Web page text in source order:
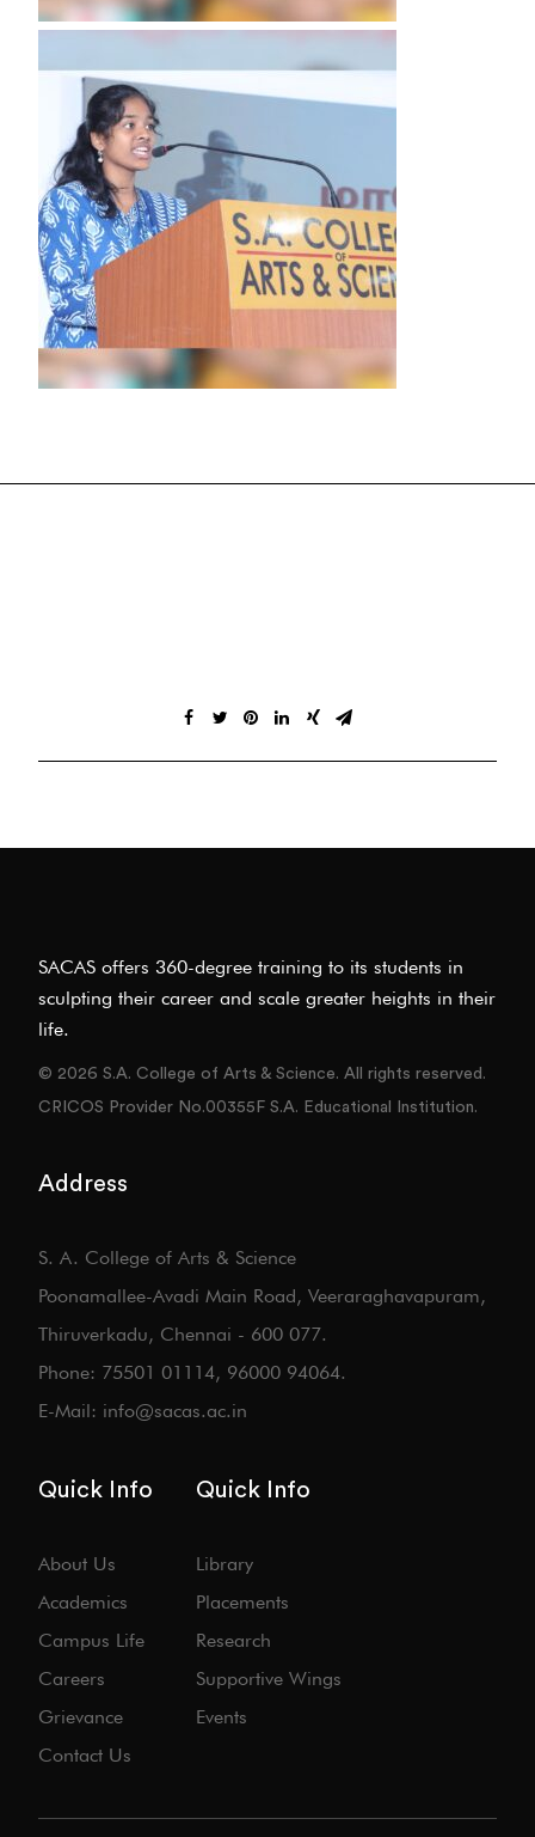
SACAS offers 360-degree training to its students in
sculpting their career and scale greater heights in their
life.
© 2026 S.A. College of Arts & Science. All rights reserved.
CRICOS Provider No.00355F S.A. Educational Institution.
Address
S. A. College of Arts & Science
Poonamallee-Avadi Main Road, Veeraraghavapuram,
Thiruverkadu, Chennai - 600 077.
Phone: 75501 01114, 96000 94064.
E-Mail: info@sacas.ac.in
Quick Info
About Us
Academics
Campus Life
Careers
Grievance
Contact Us
Quick Info
Library
Placements
Research
Supportive Wings
Events